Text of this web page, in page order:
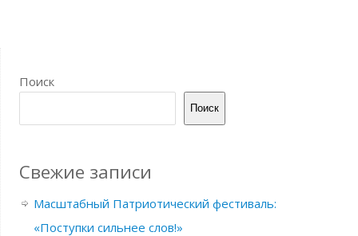
Поиск
Поиск
Свежие записи
Масштабный Патриотический фестиваль:
«Поступки сильнее слов!»